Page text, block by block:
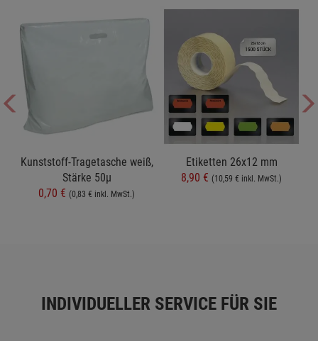
Kunststoff-Tragetasche weiß,
Stärke 50µ
0,70 € (0,83 € inkl. MwSt.)
Etiketten 26x12 mm
8,90 € (10,59 € inkl. MwSt.)
INDIVIDUELLER SERVICE FÜR SIE